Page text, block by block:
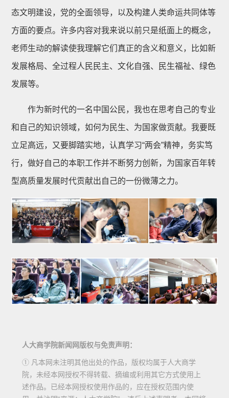
态文明建设，党的全面领导，以及构建人类命运共同体等
方面的要点。许多内容对我来说以前只是纸面上的概念，
老师生动的解读使我理解它们真正的含义和意义，比如新
发展格局、全过程人民民主、文化自强、民生福祉、绿色
发展等。
作为新时代的一名中国公民，我也在思考自己的专业
和自己的知识领域，如何为民生、为国家做贡献。我要既
立足高远，又要脚踏实地，认真学习“两会”精神，务实笃
行，做好自己的本职工作并不断努力创新，为国家百年转
型高质量发展时代贡献出自己的一份微薄之力。
人大商学院新闻网版权与免责声明：
① 凡本网未注明其他出处的作品，版权均属于人大商学
院，未经本网授权不得转载、摘编或利用其它方式使用上
述作品。已经本网授权使用作品的，应在授权范围内使